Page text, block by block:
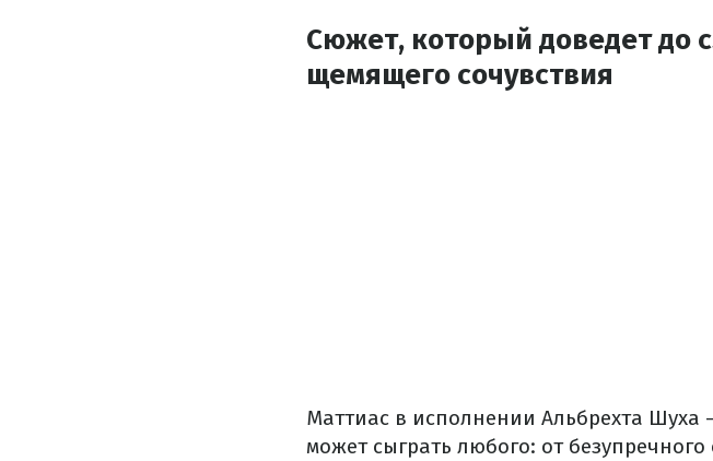
Сюжет, который доведет до
щемящего сочувствия
Маттиас в исполнении Альбрехта
может сыграть любого: от